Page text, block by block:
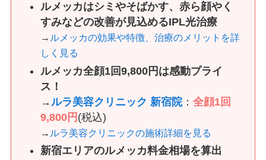
ルメッカはシミやそばかす、赤ら顔やく
すみなどの改善が見込めるIPL光治療
→ ルメッカの効果や特徴、治療のメリットを詳
しく見る
ルメッカ全顔1回9,800円は感動プライ
ス！
→ ルラ美容クリニック 新宿院：全顔1回
9,800円 (税込)
→ ルラ美容クリニックの施術詳細を見る
新宿エリアのルメッカ料金相場を算出